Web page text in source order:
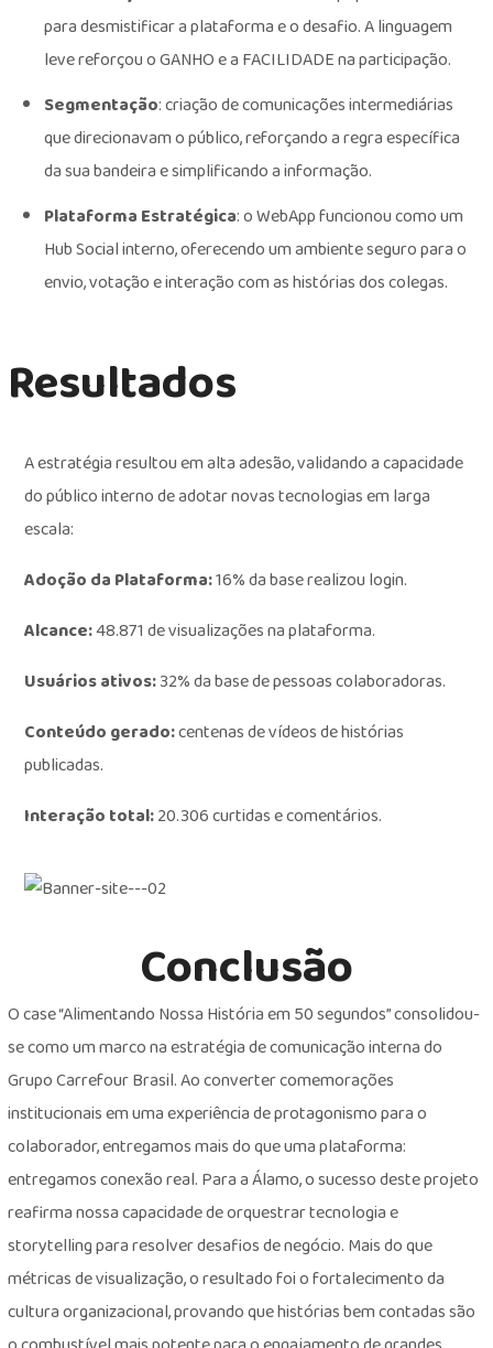
para desmistificar a plataforma e o desafio. A linguagem
leve reforçou o GANHO e a FACILIDADE na participação.
Segmentação: criação de comunicações intermediárias
que direcionavam o público, reforçando a regra específica
da sua bandeira e simplificando a informação.
Plataforma Estratégica: o WebApp funcionou como um
Hub Social interno, oferecendo um ambiente seguro para o
envio, votação e interação com as histórias dos colegas.
Resultados
A estratégia resultou em alta adesão, validando a capacidade
do público interno de adotar novas tecnologias em larga
escala:
Adoção da Plataforma:16% da base realizou login.
Alcance:48.871 de visualizações na plataforma.
Usuários ativos:32% da base de pessoas colaboradoras.
Conteúdo gerado:centenasde vídeos de histórias
publicadas.
Interação total:20.306curtidas e comentários.
Conclusão
O case “Alimentando Nossa História em 50 segundos” consolidou-
se como um marco na estratégia de comunicação interna do
Grupo Carrefour Brasil. Ao converter comemorações
institucionais em uma experiência de protagonismo para o
colaborador, entregamos mais do que uma plataforma:
entregamos conexão real. Para a Álamo, o sucesso deste projeto
reafirma nossa capacidade de orquestrar tecnologia e
storytelling para resolver desafios de negócio. Mais do que
métricas de visualização, o resultado foi o fortalecimento da
cultura organizacional, provando que histórias bem contadas são